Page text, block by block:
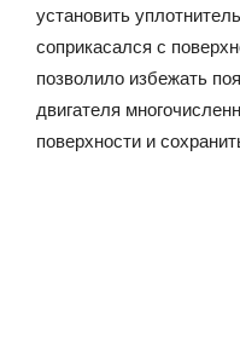
установить
соприкасался с
позволило избежать
двигателя
поверхности и